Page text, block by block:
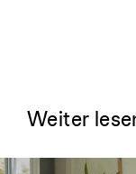
Weiter